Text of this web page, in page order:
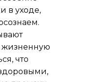
в уходе,
жизненную
что